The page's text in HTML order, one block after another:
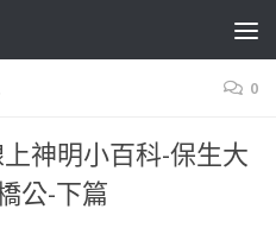
0
上神明小百科-保生大
公-下篇